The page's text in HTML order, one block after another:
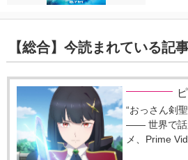
【総合】今読まれている記
“おっさん剣
―― 世界で話
メ、Prime